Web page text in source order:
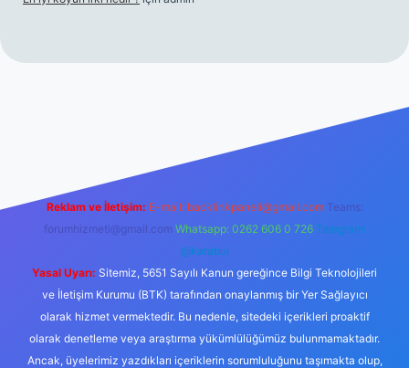
Reklam ve İletişim: E-mail: backlinkpaneli@gmail.com Teams:
forumhizmeti@gmail.com Whatsapp: 0262 606 0 726 Telegram:
@karabul
Yasal Uyarı: Sitemiz, 5651 Sayılı Kanun gereğince Bilgi Teknolojileri
ve İletişim Kurumu (BTK) tarafından onaylanmış bir Yer Sağlayıcı
olarak hizmet vermektedir. Bu nedenle, sitedeki içerikleri proaktif
olarak denetleme veya araştırma yükümlülüğümüz bulunmamaktadır.
Ancak, üyelerimiz yazdıkları içeriklerin sorumluluğunu taşımakta olup,